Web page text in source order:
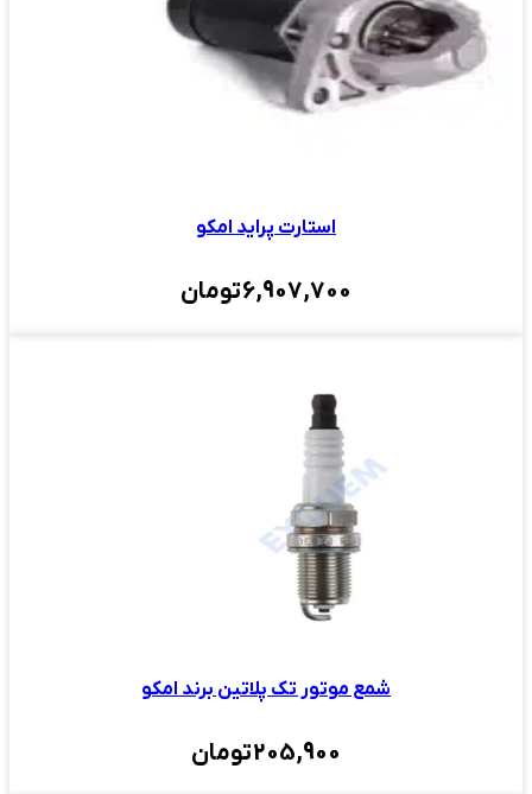
استارت پراید امکو
6,907,700تومان
شمع موتور تک پلاتین برند امکو
205,900تومان